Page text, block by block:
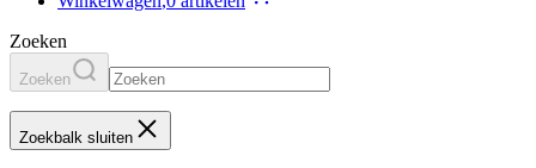
Zoeken
Zoeken
Zoekbalk sluiten